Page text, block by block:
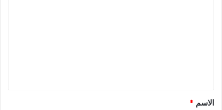
ق
*
الاسم *